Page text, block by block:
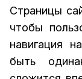
Страницы
чтобы
навигация
быть